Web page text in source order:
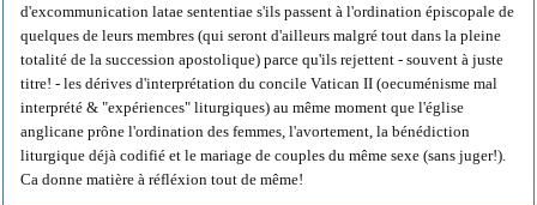
d'excommunication latae sententiae s'ils passent à l'ordination épiscopale de
quelques de leurs membres (qui seront d'ailleurs malgré tout dans la pleine
totalité de la succession apostolique) parce qu'ils rejettent - souvent à juste
titre! - les dérives d'interprétation du concile Vatican II (oecuménisme mal
interprété & "expériences" liturgiques) au même moment que l'église
anglicane prône l'ordination des femmes, l'avortement, la bénédiction
liturgique déjà codifié et le mariage de couples du même sexe (sans juger!).
Ca donne matière à réfléxion tout de même!